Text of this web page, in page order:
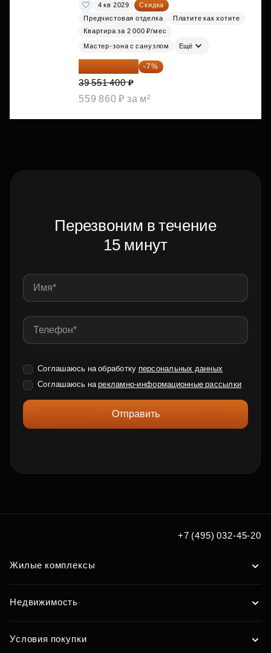
4 кв 2029
Скидка
Предчистовая отделка
Платите как хотите
Квартира за 2 000 ₽/мес
Мастер-зона с санузлом Ещё
36 782 802 ₽ -7%
39 551 400 ₽
559 860 ₽ за м²
Перезвоним в течение
15 минут
Соглашаюсь на обработку персональных данных
Соглашаюсь нарекламно-информационные рассылки
Отправить
+7 (495) 032-45-20
Жилые комплексы
Недвижимость
Условия покупки